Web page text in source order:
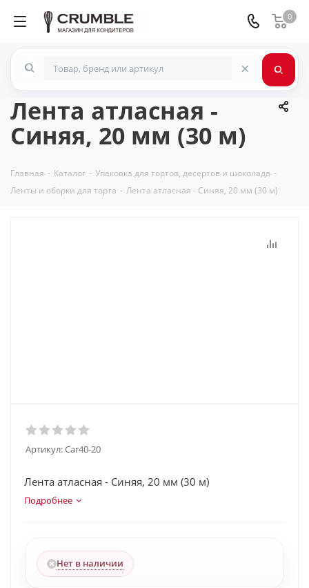
0
×
Лента атласная -
Синяя, 20 мм (30 м)
Главная - Каталог - Упаковка для тортов, десертов и шоколада -
Ленты и оборки для торта - Лента атласная - Синяя, 20 мм (30 м)
Артикул:Car40-20
Лента атласная - Синяя, 20 мм (30 м)
Подробнее
Нет в наличии